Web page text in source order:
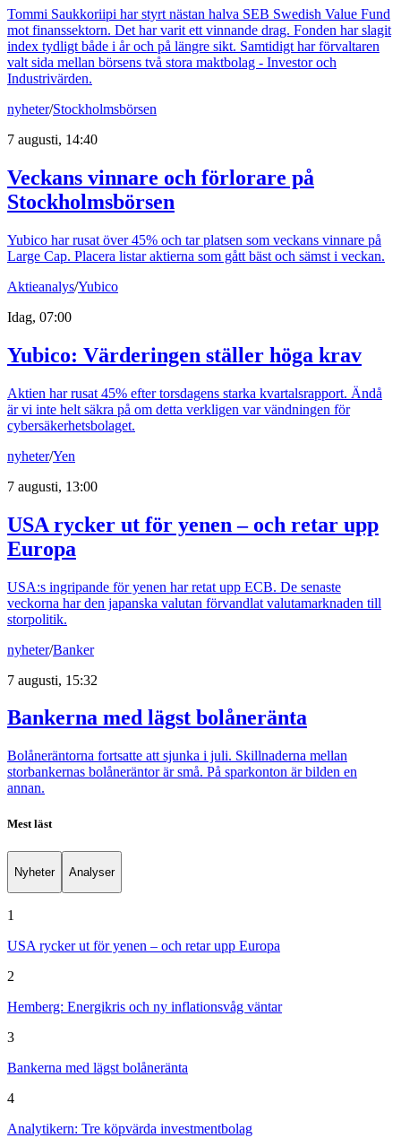
Tommi Saukkoriipi har styrt nästan halva SEB Swedish Value Fund
mot finanssektorn. Det har varit ett vinnande drag. Fonden har slagit
index tydligt både i år och på längre sikt. Samtidigt har förvaltaren
valt sida mellan börsens två stora maktbolag - Investor och
Industrivärden.
nyheter/Stockholmsbörsen
7 augusti, 14:40
Veckans vinnare och förlorare på
Stockholmsbörsen
Yubico har rusat över 45% och tar platsen som veckans vinnare på
Large Cap. Placera listar aktierna som gått bäst och sämst i veckan.
Aktieanalys/Yubico
Idag, 07:00
Yubico: Värderingen ställer höga krav
Aktien har rusat 45% efter torsdagens starka kvartalsrapport. Ändå
är vi inte helt säkra på om detta verkligen var vändningen för
cybersäkerhetsbolaget.
nyheter/Yen
7 augusti, 13:00
USA rycker ut för yenen – och retar upp
Europa
USA:s ingripande för yenen har retat upp ECB. De senaste
veckorna har den japanska valutan förvandlat valutamarknaden till
storpolitik.
nyheter/Banker
7 augusti, 15:32
Bankerna med lägst bolåneränta
Bolåneräntorna fortsatte att sjunka i juli. Skillnaderna mellan
storbankernas bolåneräntor är små. På sparkonton är bilden en
annan.
Mest läst
Nyheter Analyser
1
USA rycker ut för yenen – och retar upp Europa
2
Hemberg: Energikris och ny inflationsvåg väntar
3
Bankerna med lägst bolåneränta
4
Analytikern: Tre köpvärda investmentbolag